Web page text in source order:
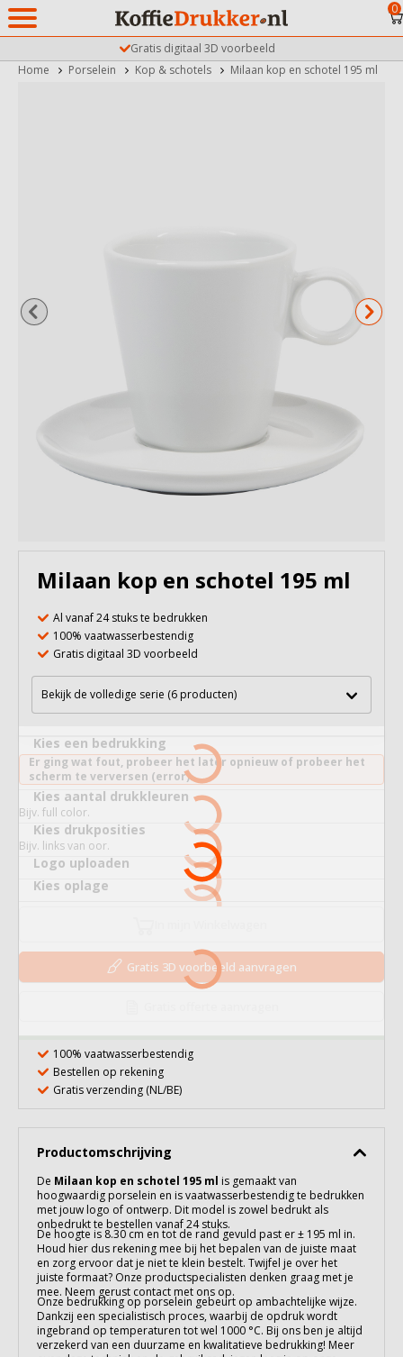
Gratis digitaal 3D voorbeeld
0
Home Porselein Kop & schotels Milaan kop en schotel 195 ml
Milaan kop en schotel 195 ml
Al vanaf 24 stuks te bedrukken
100% vaatwasserbestendig
Gratis digitaal 3D voorbeeld
Bekijk de volledige serie (6 producten)
Kies een bedrukking
Er ging wat fout, probeer het later opnieuw of probeer het
scherm te verversen (error).
Kies aantal drukkleuren
Bijv. full color.
Kies drukposities
Bijv. links van oor.
Logo uploaden
Kies oplage
Gratis 3D voorbeeld aanvragen
100% vaatwasserbestendig
Bestellen op rekening
Gratis verzending (NL/BE)
Productomschrijving
De Milaan kop en schotel 195 ml is gemaakt van
hoogwaardig porselein en is vaatwasserbestendig te bedrukken
met jouw logo of ontwerp. Dit model is zowel bedrukt als
onbedrukt te bestellen vanaf 24 stuks.
De hoogte is 8.30 cm en tot de rand gevuld past er ± 195 ml in.
Houd hier dus rekening mee bij het bepalen van de juiste maat
en zorg ervoor dat je niet te klein bestelt. Twijfel je over het
juiste formaat? Onze productspecialisten denken graag met je
mee. Neem gerust contact met ons op.
Onze bedrukking op porselein gebeurt op ambachtelijke wijze.
Dankzij een specialistisch proces, waarbij de opdruk wordt
ingebrand op temperaturen tot wel 1000 °C. Bij ons ben je altijd
verzekerd van een duurzame en kwalitatieve bedrukking! Meer